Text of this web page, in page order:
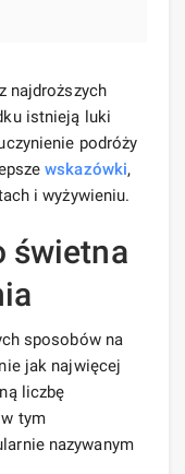
najdroższych
istnieją luki
podróży
wskazówki,
i wyżywieniu.
świetna
sposobów na
jak najwięcej
liczbę
w tym
nazywanym